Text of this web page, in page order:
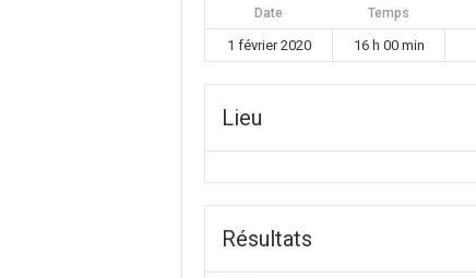
Date Temps
1 février 2020 16 h 00 min
Lieu
Résultats